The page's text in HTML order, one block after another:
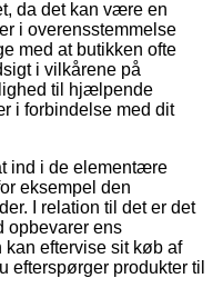
da det kan være en
i overensstemmelse
med at butikken ofte
i vilkårene på
til hjælpende
i forbindelse med dit
ind i de elementære
eksempel den
I relation til det er det
opbevarer ens
kan eftervise sit køb af
efterspørger produkter til